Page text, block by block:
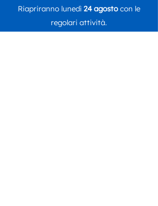
Riapriranno lunedì 24 agostocon le
regolari attività.